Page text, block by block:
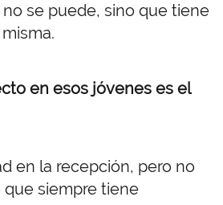
se puede, sino que tiene
en esos jóvenes es el
en la recepción, pero no
que siempre tiene